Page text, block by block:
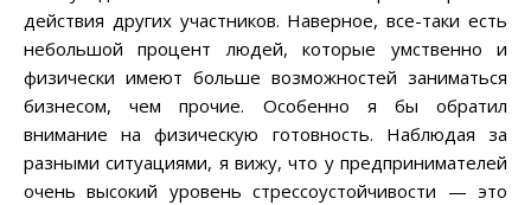
действия других участников. Наверное, все-таки есть
небольшой процент людей, которые умственно и
физически имеют больше возможностей заниматься
бизнесом, чем прочие. Особенно я бы обратил
внимание на физическую готовность. Наблюдая за
разными ситуациями, я вижу, что у предпринимателей
очень высокий уровень стрессоустойчивости — это